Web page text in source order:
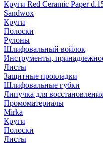
Круги Red Ceramic Paper
Sandwox
Круги
Полоски
Рулоны
Шлифовальный войлок
Инструменты,
Листы
Защитные прокладки
Шлифовальные губки
Липучка для
Промоматериалы
Mirka
Круги
Полоски
Листы